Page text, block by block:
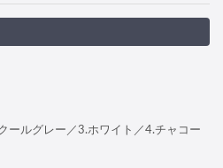
ールグレー／3.ホワイト／4.チャコー